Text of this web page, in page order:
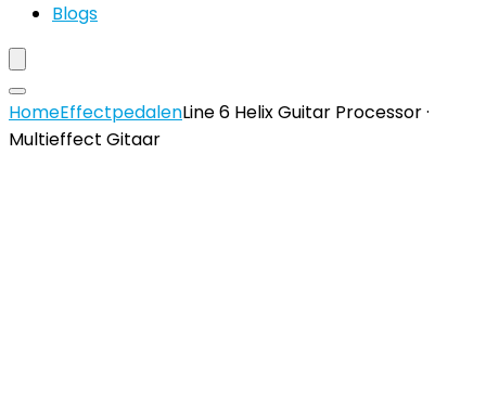
Blogs
HomeEffectpedalenLine 6 Helix Guitar Processor ·
Multieffect Gitaar